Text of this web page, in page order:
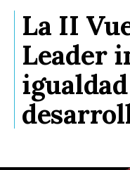
La II
Leader